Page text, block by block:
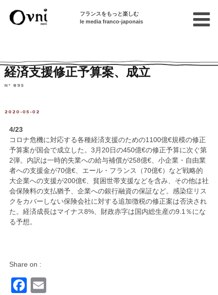
フランスをもっと楽しむ
le media franco-japonais
経済支援修正予算案、成立
N° 895
2020-05-02
4/23
コロナ危機に対応する各種経済支援のための1100億€規模の修正
予算案が国会で成立した。3月20日の450億€の修正予算に次ぐ第
2弾。内訳は一時的失業への給与補償が258億€、小企業・自由業
者への支援金が70億€、エール・フランス（70億€）など戦略的
大企業への支援が200億€、貧困世帯支援などを含み、その他は社
会保険料の支払猶予、企業への銀行融資の保証など。感染症リス
クをカバーしない保険会社に対する追加徴税の修正案は否決され
た。経済成長はマイナス8%、財政赤字は国内総生産の9.1％にな
る予想。
Share on :
Facebook